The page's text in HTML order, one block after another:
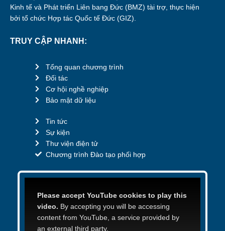
Kinh tế và Phát triển Liên bang Đức (BMZ) tài trợ, thực hiện
bởi tổ chức Hợp tác Quốc tế Đức (GIZ).
TRUY CẬP NHANH:
Tổng quan chương trình
Đối tác
Cơ hội nghề nghiệp
Bảo mật dữ liệu
Tin tức
Sự kiện
Thư viện điện tử
Chương trình Đào tạo phối hợp
Please accept YouTube cookies to play this
video. By accepting you will be accessing
content from YouTube, a service provided by
an external third party.